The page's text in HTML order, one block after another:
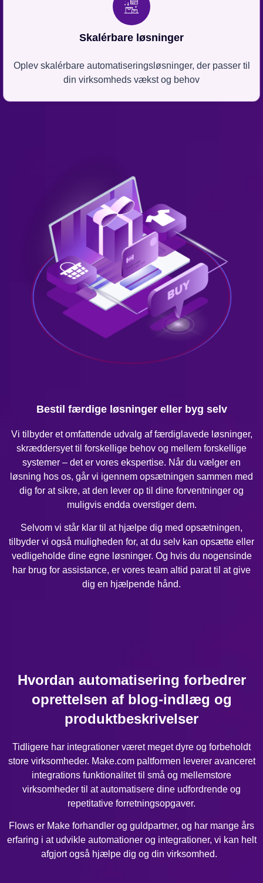
Skalérbare løsninger
Oplev skalérbare automatiseringsløsninger, der passer til
din virksomheds vækst og behov
Bestil færdige løsninger eller byg selv
Vi tilbyder et omfattende udvalg af færdiglavede løsninger,
skræddersyet til forskellige behov og mellem forskellige
systemer – det er vores ekspertise. Når du vælger en
løsning hos os, går vi igennem opsætningen sammen med
dig for at sikre, at den lever op til dine forventninger og
muligvis endda overstiger dem.
Selvom vi står klar til at hjælpe dig med opsætningen,
tilbyder vi også muligheden for, at du selv kan opsætte eller
vedligeholde dine egne løsninger. Og hvis du nogensinde
har brug for assistance, er vores team altid parat til at give
dig en hjælpende hånd.
Hvordan automatisering forbedrer
oprettelsen af blog-indlæg og
produktbeskrivelser
Tidligere har integrationer været meget dyre og forbeholdt
store virksomheder. Make.com paltformen leverer avanceret
integrations funktionalitet til små og mellemstore
virksomheder til at automatisere dine udfordrende og
repetitative forretningsopgaver.
Flows er Make forhandler og guldpartner, og har mange års
erfaring i at udvikle automationer og integrationer, vi kan helt
afgjort også hjælpe dig og din virksomhed.